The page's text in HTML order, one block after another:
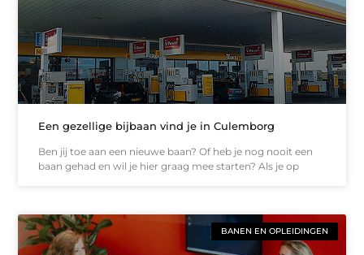
Een gezellige bijbaan vind je in Culemborg
Ben jij toe aan een nieuwe baan? Of heb je nog nooit een
baan gehad en wil je hier graag mee starten? Als je op
BANEN EN OPLEIDINGEN